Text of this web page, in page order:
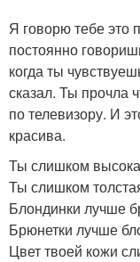
Я говорю тебе это
постоянно
когда ты
сказал. Ты прочла
по телевизору. И
красива.
Ты слишком
Ты слишком
Блондинки лучше
Брюнетки лучше
Цвет твоей кожи